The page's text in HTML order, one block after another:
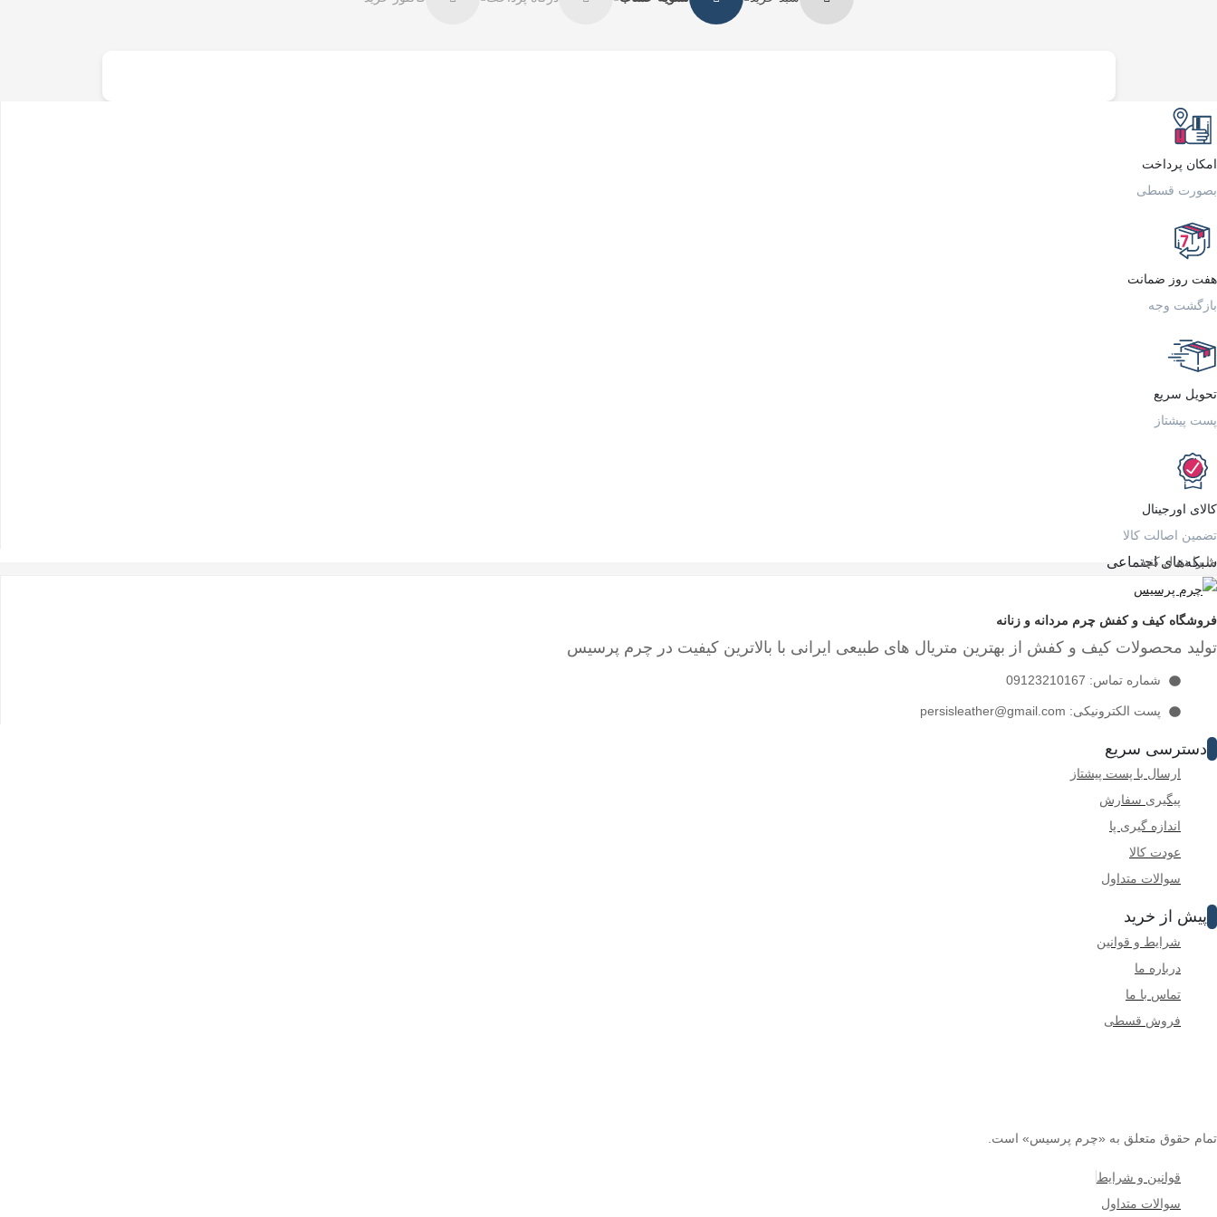
امکان پرداخت
بصورت قسطی
هفت روز ضمانت
بازگشت وجه
تحویل سریع
پست پیشتاز
کالای اورجینال
تضمین اصالت کالا
شبکه‌های اجتماعی
ما را دنبال کنید…
فروشگاه کیف و کفش چرم مردانه و زنانه
تولید محصولات کیف و کفش از بهترین متریال های طبیعی ایرانی با بالاترین کیفیت در چرم پرسیس
شماره تماس: 09123210167
پست الکترونیکی: persisleather@gmail.com
دسترسی سریع
ارسال با پست پیشتاز
پیگیری سفارش
اندازه گیری پا
عودت کالا
سوالات متداول
پیش از خرید
شرایط و قوانین
درباره ما
تماس با ما
فروش قسطی
تمام حقوق متعلق به «چرم پرسیس» است.
قوانین و شرایط
سوالات متداول